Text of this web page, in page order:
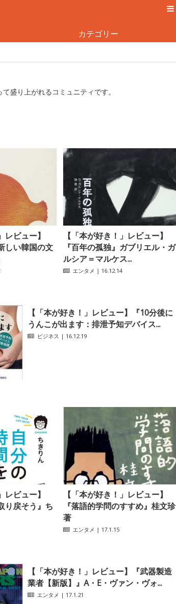
カテゴリー
盛り上がれるコミュニティです。
レビュー】
しい韓国の文
【「本が好き！」レビュー】
『百年の孤独』ガブリエル・ガ
ルシア＝マルケス...
エンタメ | 16.12.14
【「本が好き！」レビュー】『10分後に
うんこが出ます：排泄予知デバイス...
ビジネス | 16.12.19
レビュー】
り戻そう』ち
【「本が好き！」レビュー】
『落語的学問のすすめ』桂文珍
著
エンタメ | 17.1.15
【「本が好き！」レビュー】『武器製造
業者【新版】』A・E・ヴァン・ヴォ...
エンタメ | 17.1.21